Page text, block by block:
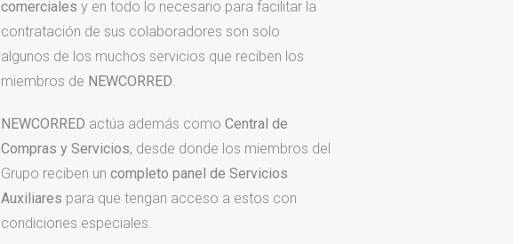
comerciales y en todo lo necesario para facilitar la
contratación de sus colaboradores son solo
algunos de los muchos servicios que reciben los
miembros de NEWCORRED.
NEWCORRED actúa además como Central de
Compras y Servicios, desde donde los miembros del
Grupo reciben un completo panel de Servicios
Auxiliares para que tengan acceso a estos con
condiciones especiales.